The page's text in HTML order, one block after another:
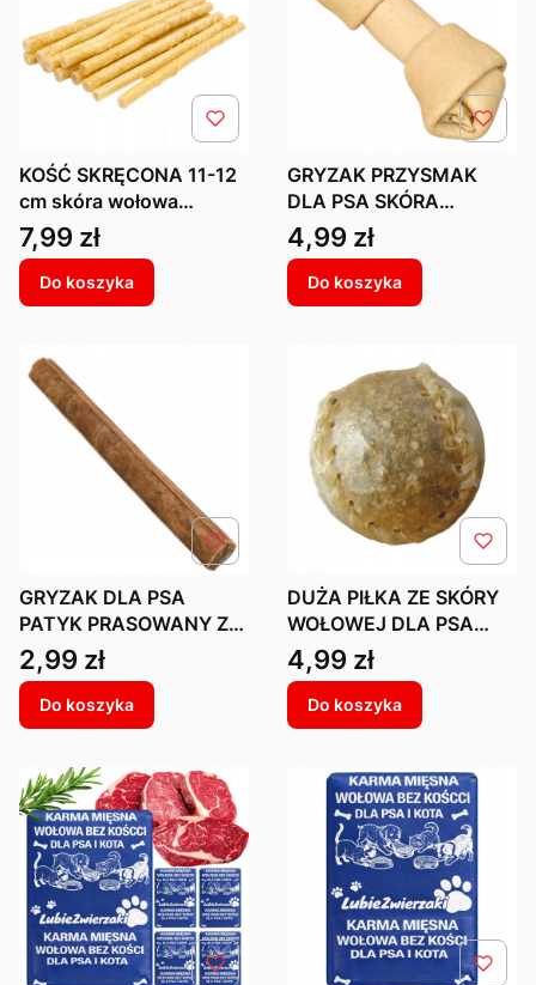
KOŚĆ SKRĘCONA 11-12
cm skóra wołowa
GRYZAK dla psa twarda
skóra 10szt
Cena
7,99 zł
Do koszyka
GRYZAK PRZYSMAK
DLA PSA SKÓRA
WOŁOWA PRASOWANA
WIĄZANA JADALNA
24CM 240G
Cena
4,99 zł
Do koszyka
GRYZAK DLA PSA
PATYK PRASOWANY ZE
SKÓRY WOŁOWEJ 100%
NATURALNY XLL 25CM
Cena
2,99 zł
Do koszyka
DUŻA PIŁKA ZE SKÓRY
WOŁOWEJ DLA PSA
6CM KULA GRYZAK
SMAKOŁYK PRZEKĄSKA
Cena
4,99 zł
Do koszyka